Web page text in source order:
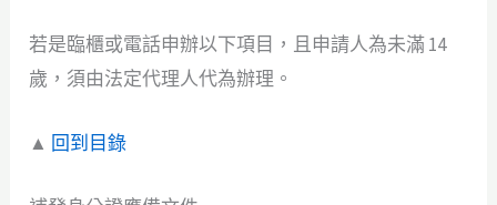
若是臨櫃或電話申辦以下項目，且申請人為未滿 14
歲，須由法定代理人代為辦理。
▲ 回到目錄